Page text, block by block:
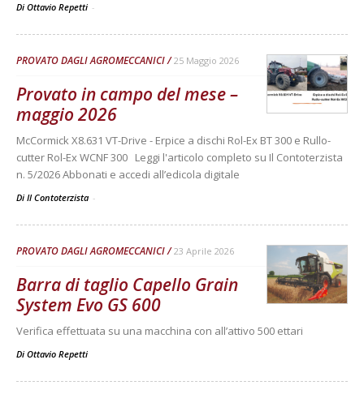
Di Ottavio Repetti -
PROVATO DAGLI AGROMECCANICI 25 Maggio 2026
Provato in campo del mese –
maggio 2026
McCormick X8.631 VT-Drive - Erpice a dischi Rol-Ex BT 300 e Rullo-
cutter Rol-Ex WCNF 300 Leggi l'articolo completo su Il Contoterzista
n. 5/2026 Abbonati e accedi all’edicola digitale
Di Il Contoterzista -
PROVATO DAGLI AGROMECCANICI 23 Aprile 2026
Barra di taglio Capello Grain
System Evo GS 600
Verifica effettuata su una macchina con all’attivo 500 ettari
Di Ottavio Repetti